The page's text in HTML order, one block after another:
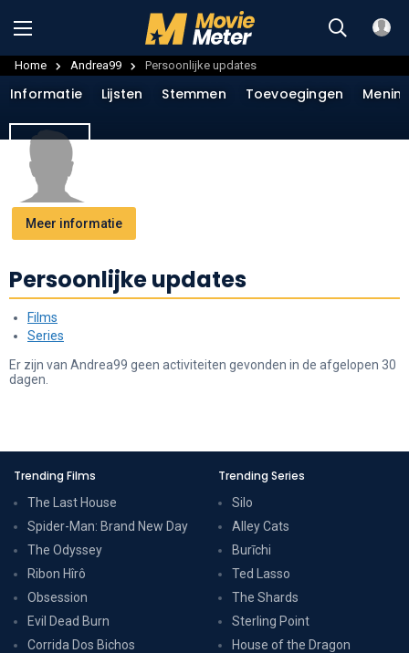
Home Andrea99 Persoonlijke updates
Meer informatie
Informatie Lijsten Stemmen Toevoegingen
Persoonlijke updates
Films
Series
Er zijn van Andrea99 geen activiteiten gevonden in de afgelopen 30
dagen.
Trending Films
The Last House
Spider-Man: Brand New Day
The Odyssey
Ribon Hîrô
Obsession
Evil Dead Burn
Corrida Dos Bichos
Trending Series
Silo
Alley Cats
Burīchi
Ted Lasso
The Shards
Sterling Point
House of the Dragon